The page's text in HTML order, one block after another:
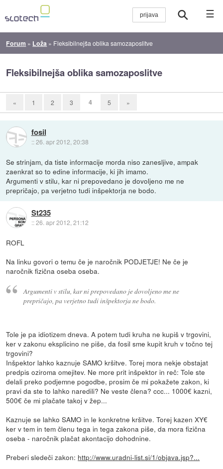
☰
Forum » Loža » Fleksibilnejša oblika samozaposlitve
Fleksibilnejša oblika samozaposlitve
« 1 2 3 4 5 »
fosil
::26. apr 2012, 20:38
Se strinjam, da tiste informacije morda niso zanesljive, ampak
zaenkrat so to edine informacije, ki jih imamo.
Argumenti v stilu, kar ni prepovedano je dovoljeno me ne
prepričajo, pa verjetno tudi inšpektorja ne bodo.
St235
::26. apr 2012, 21:12
ROFL
Na linku govori o temu če je naročnik PODJETJE! Ne če je
naročnik fizična oseba oseba.
Argumenti v stilu, kar ni prepovedano je dovoljeno me ne
prepričajo, pa verjetno tudi inšpektorja ne bodo.
Tole je pa idiotizem dneva. A potem tudi kruha ne kupiš v trgovini,
ker v zakonu eksplicino ne piše, da fosil sme kupit kruh v točno tej
trgovini?
Inšpektor lahko kaznuje SAMO kršitve. Torej mora nekje obstajat
predpis oziroma omejitev. Ne more prit inšpektor in reč: Tole ste
delali preko podjemne pogodbe, prosim če mi pokažete zakon, ki
pravi da ste to lahko naredili? Ne veste člena? ccc... 1000€ kazni,
500€ če mi plačate takoj v žep...
Kaznuje se lahko SAMO in le konkretne kršitve. Torej kazen XY€
ker v tem in tem členu tega in tega zakona piše, da mora fizična
oseba - naročnik plačat akontacijo dohodnine.
Preberi sledeči zakon: http://www.uradni-list.si/1/objava.jsp?...